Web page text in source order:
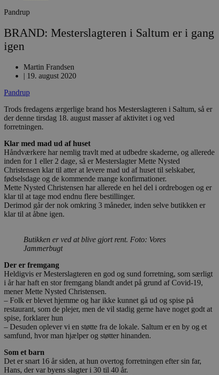
Pandrup
BRAND: Mesterslagteren i Saltum er i gang
igen
Martin Frandsen
| 19. august 2020
Pandrup
Trods fredagens ærgerlige brand hos Mesterslagteren i Saltum, så er
der denne tirsdag 18. august masser af aktivitet i og ved
forretningen.
Klar med mad ud af huset
Håndværkere har nemlig travlt med at udbedre skaderne, og allerede
inden for 1 eller 2 dage, så er Mesterslagter Mette Nysted
Christensen klar til atter at levere mad ud af huset til selskaber,
fødselsdage og de kommende mange konfirmationer.
Mette Nysted Christensen har allerede en hel del i ordrebogen og er
klar til at tage mod endnu flere bestillinger.
Derimod går der nok omkring 3 måneder, inden selve butikken er
klar til at åbne igen.
Butikken er ved at blive gjort rent. Foto: Vores
Jammerbugt
Der er fremgang
Heldigvis er Mesterslagteren en god og sund forretning, som særligt
i år har haft en stor fremgang blandt andet på grund af Covid-19,
mener Mette Nysted Christensen.
– Folk er blevet hjemme og har ikke kunnet gå ud og spise på
restaurant, som de plejer, men de vil stadig gerne have noget godt at
spise, forklarer hun
– Desuden oplever vi en støtte fra de lokale. Saltum er en by og et
samfund, hvor man hjælper og støtter hinanden.
Som et barn
Det er snart 16 år siden, at hun overtog forretningen efter sin far,
Hans, der var byens slagter i 30 til 40 år.